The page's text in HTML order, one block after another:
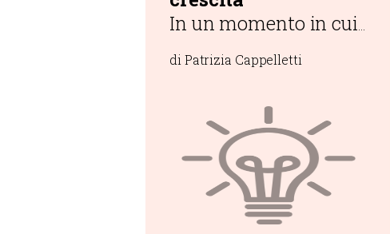
In un momento in cui
sostenibilità assume i
non si tratta più
semplicemente di
cogliere le
opportunità, quanto di
aprirne di nuove.
di Patrizia Cappelletti